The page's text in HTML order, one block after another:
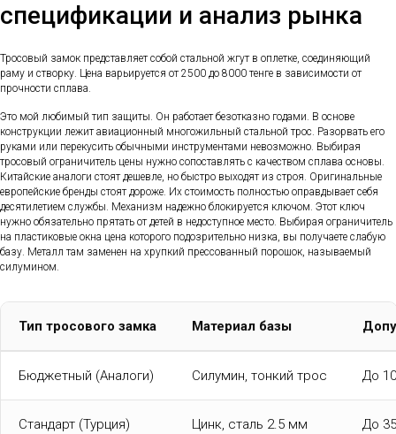
спецификации и анализ рынка
Тросовый замок представляет собой стальной жгут в оплетке, соединяющий
раму и створку. Цена варьируется от 2500 до 8000 тенге в зависимости от
прочности сплава.
Это мой любимый тип защиты. Он работает безотказно годами. В основе
конструкции лежит авиационный многожильный стальной трос. Разорвать его
руками или перекусить обычными инструментами невозможно. Выбирая
тросовый ограничитель цены нужно сопоставлять с качеством сплава основы.
Китайские аналоги стоят дешевле, но быстро выходят из строя. Оригинальные
европейские бренды стоят дороже. Их стоимость полностью оправдывает себя
десятилетием службы. Механизм надежно блокируется ключом. Этот ключ
нужно обязательно прятать от детей в недоступное место. Выбирая ограничитель
на пластиковые окна цена которого подозрительно низка, вы получаете слабую
базу. Металл там заменен на хрупкий прессованный порошок, называемый
силумином.
Тип тросового замка Материал базы
Бюджетный (Аналоги) Силумин, тонкий трос До
Стандарт (Турция) Цинк, сталь 2.5 мм До